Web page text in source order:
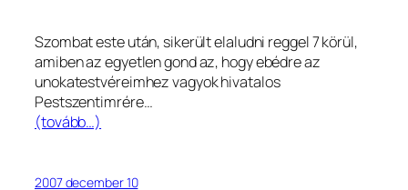
Szombat este után, sikerült elaludni reggel 7 körül,
amiben az egyetlen gond az, hogy ebédre az
unokatestvéreimhez vagyok hivatalos
Pestszentimrére…
(tovább…)
2007 december 10